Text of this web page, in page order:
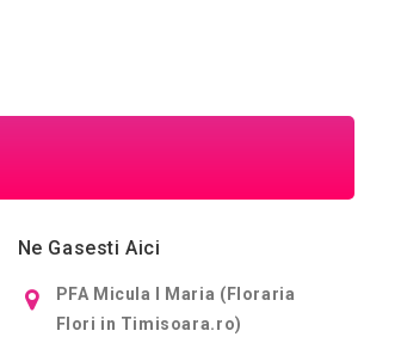
Ne Gasesti Aici
PFA Micula I Maria (Floraria
Flori in Timisoara.ro)